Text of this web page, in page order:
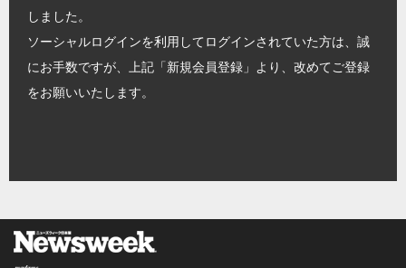
しました。
ソーシャルログインを利用してログインされていた方は、誠
にお手数ですが、上記「新規会員登録」より、改めてご登録
をお願いいたします。